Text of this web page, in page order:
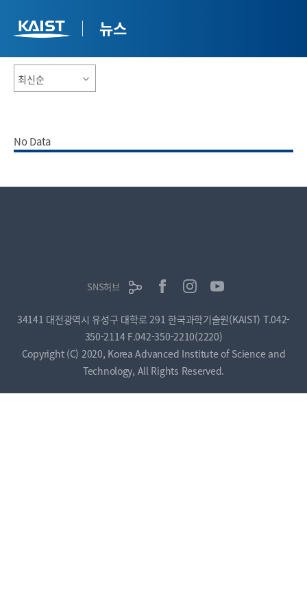
뉴스
No Data
SNS허브
34141 대전광역시 유성구 대학로 291 한국과학기술원(KAIST) T.042-
350-2114 F.042-350-2210(2220)
Copyright (C) 2020, Korea Advanced Institute of Science and
Technology, All Rights Reserved.